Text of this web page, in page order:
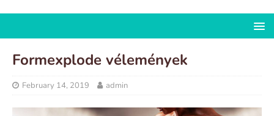
Formexplode vélemények
February 14, 2019 admin